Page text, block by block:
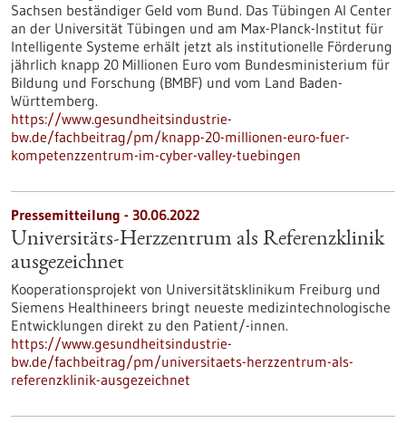
Sachsen beständiger Geld vom Bund. Das Tübingen AI Center
an der Universität Tübingen und am Max-Planck-Institut für
Intelligente Systeme erhält jetzt als institutionelle Förderung
jährlich knapp 20 Millionen Euro vom Bundesministerium für
Bildung und Forschung (BMBF) und vom Land Baden-
Württemberg.
https://www.gesundheitsindustrie-
bw.de/fachbeitrag/pm/knapp-20-millionen-euro-fuer-
kompetenzzentrum-im-cyber-valley-tuebingen
Pressemitteilung - 30.06.2022
Universitäts-Herzzentrum als Referenzklinik
ausgezeichnet
Kooperationsprojekt von Universitätsklinikum Freiburg und
Siemens Healthineers bringt neueste medizintechnologische
Entwicklungen direkt zu den Patient/-innen.
https://www.gesundheitsindustrie-
bw.de/fachbeitrag/pm/universitaets-herzzentrum-als-
referenzklinik-ausgezeichnet